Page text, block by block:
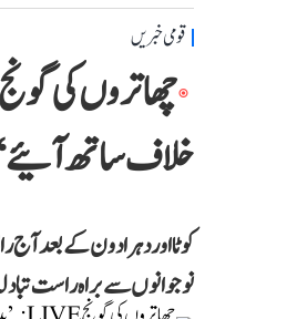
قومی خبریں
خلاف ساتھ
کوٹا اور دہرادون کے بعد آج
نوجوانوں سے براہ راست